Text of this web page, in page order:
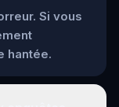
Si vous
hantée.